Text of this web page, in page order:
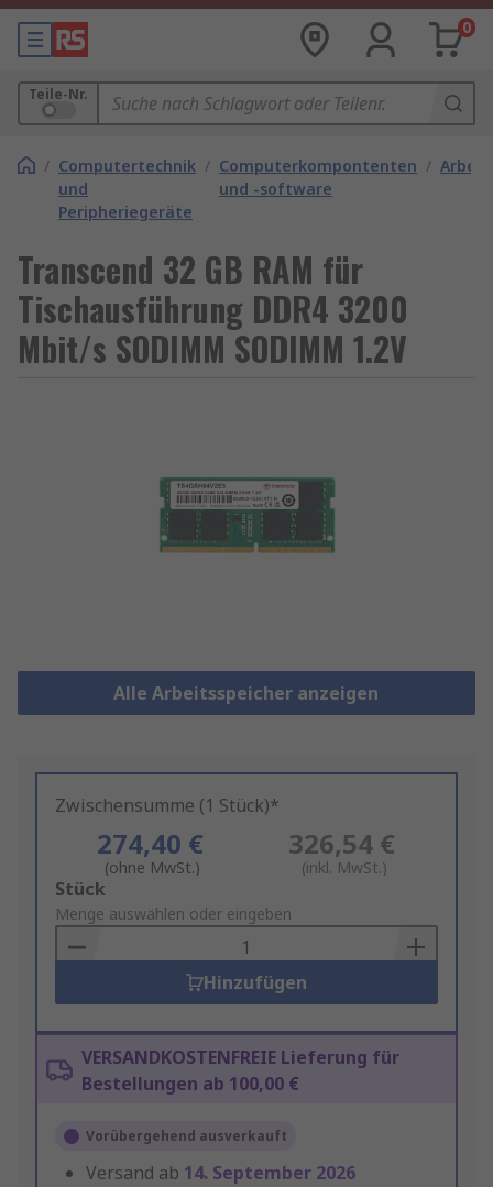
0
Teile-Nr.
/ Computertechnik
und
Peripheriegeräte
/ Computerkompontenten
und -software
/
Transcend 32 GB RAM für
Tischausführung DDR4 3200
Mbit/s SODIMM SODIMM 1.2V
Alle Arbeitsspeicher anzeigen
Zwischensumme (1 Stück)*
274,40 €
(ohne MwSt.)
326,54 €
(inkl. MwSt.)
Add
to
Basket
Stück
Menge auswählen oder eingeben
Hinzufügen
VERSANDKOSTENFREIE Lieferung für
Bestellungen ab 100,00 €
Vorübergehend ausverkauft
Versand ab 14. September 2026